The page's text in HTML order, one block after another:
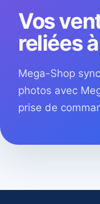
Vos
reliées
Mega-Shop
photos avec
prise de